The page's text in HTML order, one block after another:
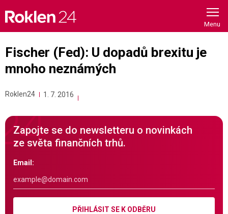
content
Fischer (Fed): U dopadů brexitu je
mnoho neznámých
Roklen24 1. 7. 2016
Zapojte se do newsletteru o novinkách
ze světa finančních trhů.
Email:
PŘIHLÁSIT SE K ODBĚRU